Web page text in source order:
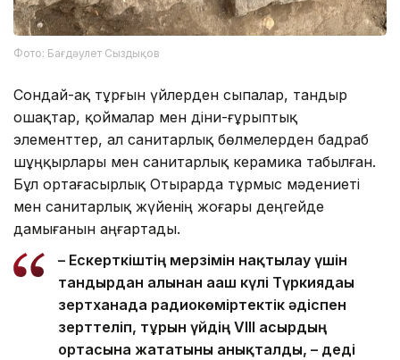
Фото: Бағдәулет Сыздықов
Сондай-ақ тұрғын үйлерден сыпалар, тандыр
ошақтар, қоймалар мен діни-ғұрыптық
элементтер, ал санитарлық бөлмелерден бадраб
шұңқырлары мен санитарлық керамика табылған.
Бұл ортағасырлық Отырарда тұрмыс мәдениеті
мен санитарлық жүйенің жоғары деңгейде
дамығанын аңғартады.
– Ескерткіштің мерзімін нақтылау үшін
тандырдан алынған ағаш күлі Түркиядағы
зертханада радиокөміртектік әдіспен
зерттеліп, тұрғын үйдің VIII ғасырдың
ортасына жататыны анықталды, – деді